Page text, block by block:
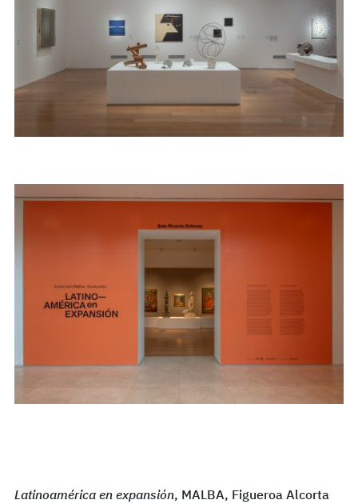
Latinoamérica en expansión, MALBA, Figueroa Alcorta